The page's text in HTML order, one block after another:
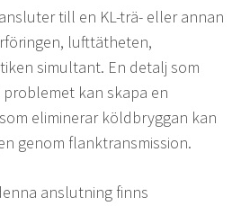
till en KL-trä- eller annan
lufttätheten,
simultant. En detalj som
kan skapa en
eliminerar köldbryggan kan
genom flanktransmission.
anslutning finns